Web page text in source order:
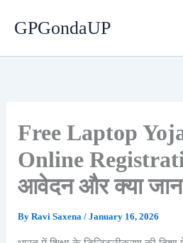
GPGondaUP
Free Laptop
Online
आवेदन और क्या
By Ravi Saxena / January 16, 2026